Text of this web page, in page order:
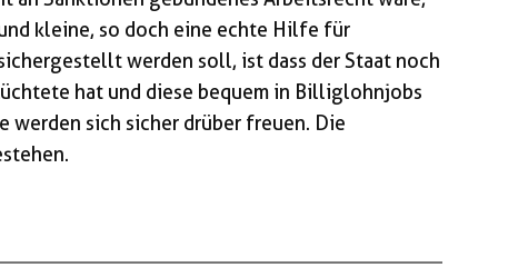
kleine, so doch eine echte Hilfe für
werden soll, ist dass der Staat noch
hat und diese bequem in Billiglohnjobs
werden sich sicher drüber freuen. Die